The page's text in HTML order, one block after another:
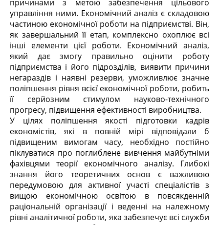
причинами з метою забезпечення цільового
управління ними. Економічний аналіз є складовою
частиною економічної роботи на підприємстві. Він,
як завершальний її етап, комплексно охоплює всі
інші елементи цієї роботи. Економічний аналіз,
який дає змогу правильно оцінити роботу
підприємства і його підрозділів, виявити причини
негараздів і наявні резерви, уможливлює значне
поліпшення рівня всієї економічної роботи, робить
її серйозним стимулом науково-технічного
прогресу, підвищення ефективності виробництва.
У цілях поліпшення якості підготовки кадрів
економістів, які в повній мірі відповідали б
підвищеним вимогам часу, необхідно постійно
піклуватися про поглиблене вивчення майбутніми
фахівцями теорії економічного аналізу. Глибокі
знання його теоретичних основ є важливою
передумовою для активної участі спеціалістів з
вищою економічною освітою в повсякденній
раціональній організації і веденні на належному
рівні аналітичної роботи, яка забезпечує всі служби